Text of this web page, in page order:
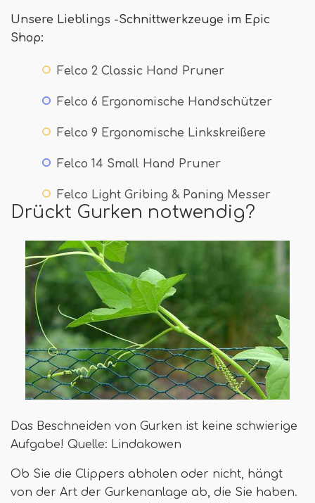
Unsere Lieblings -Schnittwerkzeuge im Epic
Shop:
Felco 2 Classic Hand Pruner
Felco 6 Ergonomische Handschützer
Felco 9 Ergonomische Linkskreißere
Felco 14 Small Hand Pruner
Felco Light Gribing & Paning Messer
Drückt Gurken notwendig?
Das Beschneiden von Gurken ist keine schwierige
Aufgabe! Quelle: Lindakowen
Ob Sie die Clippers abholen oder nicht, hängt
von der Art der Gurkenanlage ab, die Sie haben.